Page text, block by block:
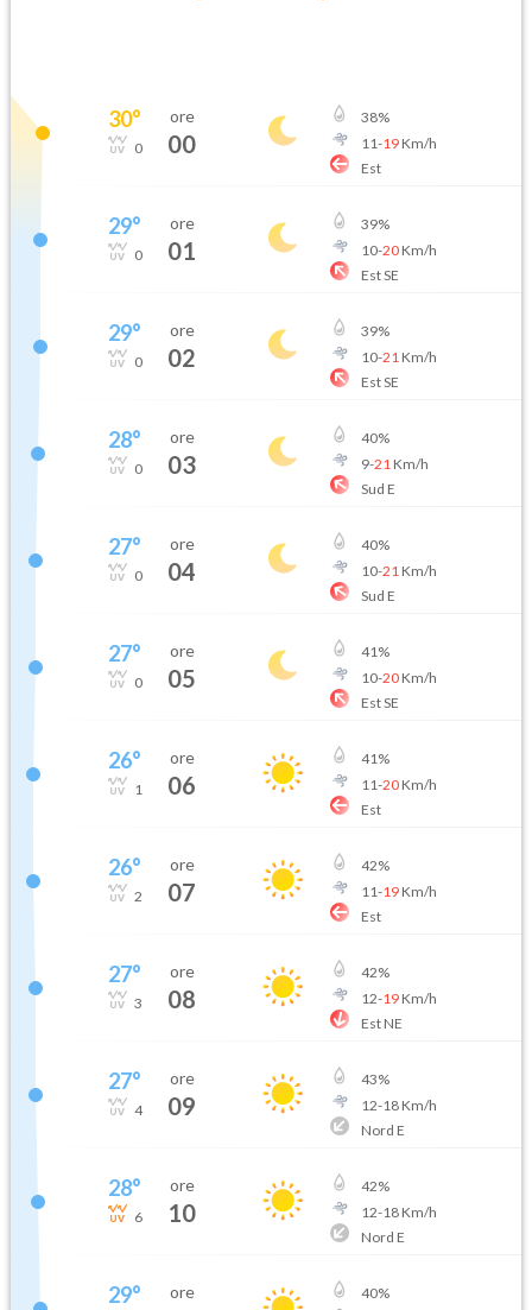
30°
0
ore
00
38%
11-19Km/h
Est
29°
0
ore
01
39%
10-20Km/h
Est SE
29°
0
ore
02
39%
10-21 Km/h
Est SE
28°
0
ore
03
40%
9-21 Km/h
Sud E
27°
0
ore
04
40%
10-21 Km/h
Sud E
27°
0
ore
05
41%
10-20Km/h
Est SE
26°
1
ore
06
41%
11-20Km/h
Est
26°
2
ore
07
42%
11-19Km/h
Est
27°
3
ore
08
42%
12-19Km/h
Est NE
27°
4
ore
09
43%
12-18Km/h
Nord E
28°
6
ore
10
42%
12-18Km/h
Nord E
29° ore 40%